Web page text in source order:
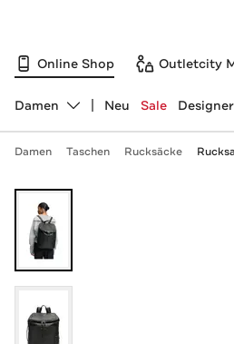
Online Shop Outletcity
Abteilung ändern, ausgewählt:
Damen Neu Sale Designer
Damen Taschen Rucksäcke